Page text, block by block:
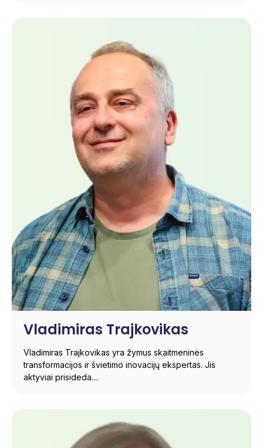
Vladimiras Trajkovikas
Vladimiras Trajkovikas yra žymus skaitmeninės
transformacijos ir švietimo inovacijų ekspertas. Jis
aktyviai prisideda....